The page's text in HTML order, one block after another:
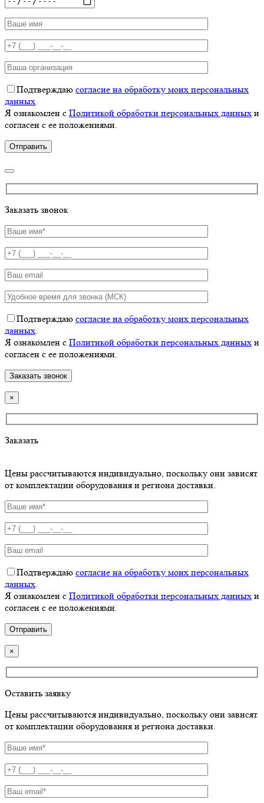
Подтверждаю согласие на обработку моих персональных
данных
Я ознакомлен с Политикой обработки персональных данных и
согласен с ее положениями.
Заказать звонок
Подтверждаю согласие на обработку моих персональных
данных.
Я ознакомлен с Политикой обработки персональных данных и
согласен с ее положениями.
×
Заказать
Цены рассчитываются индивидуально, поскольку они зависят
от комплектации оборудования и региона доставки.
Подтверждаю согласие на обработку моих персональных
данных
Я ознакомлен с Политикой обработки персональных данных и
согласен с ее положениями.
×
Оставить заявку
Цены рассчитываются индивидуально, поскольку они зависят
от комплектации оборудования и региона доставки.